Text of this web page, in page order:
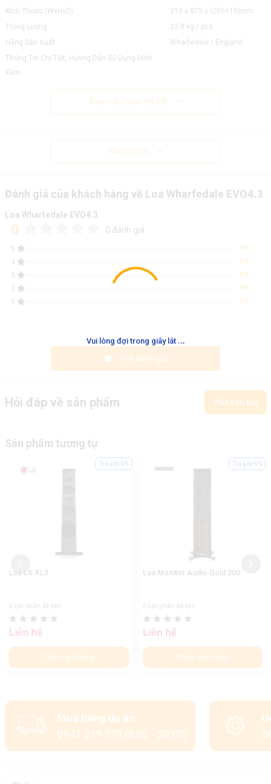
Vui lòng đợi trong giây lát ...
Kích Thước (WxHxD):
210 x 875 x (285+10)mm
Trọng Lượng:
22.8 kg / pcs
Hãng Sản Xuất:
Wharfedale / England
Thông Tin Chi Tiết, Hướng Dẫn Sử Dụng Đính
Kèm:
Xem cấu hình chi tiết
Xem thêm
Đánh giá của khách hàng về Loa Wharfedale EVO4.3
Loa Wharfedale EVO4.3
0 0 đánh giá
5
0%
4
0%
3
0%
2
0%
1
0%
Viết đánh giá
Hỏi đáp về sản phẩm Viết câu hỏi
Sản phẩm tương tự
Loa LG RL3
0 sản phẩm đã bán
Liên hệ
Thêm giỏ hàng
Trả góp 0%
Loa Monitor Audio Gold 200
0 sản phẩm đã bán
Liên hệ
Thêm giỏ hàng
Trả góp 0%
Mua hàng dự án
0941 339 339 (8:00 - 20:00)